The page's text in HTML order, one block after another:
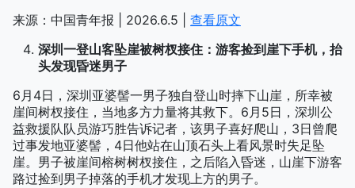
来源：中国青年报 | 2026.6.5 | 查看原文
深圳一登山客坠崖被树杈接住：游客捡到崖下手机，抬
头发现昏迷男子
6月4日，深圳亚婆髻一男子独自登山时摔下山崖，所幸被
崖间树杈接住，当地多方力量将其救下。6月5日，深圳公
益救援队队员游巧胜告诉记者，该男子喜好爬山，3日曾爬
过事发地亚婆髻，4日他站在山顶石头上看风景时失足坠
崖。男子被崖间榕树树杈接住，之后陷入昏迷，山崖下游客
路过捡到男子掉落的手机才发现上方的男子。